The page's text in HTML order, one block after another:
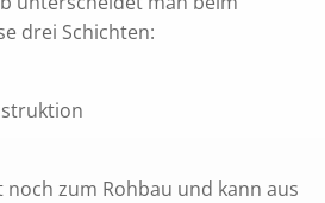
drei Schichten:
noch zum Rohbau und kann aus